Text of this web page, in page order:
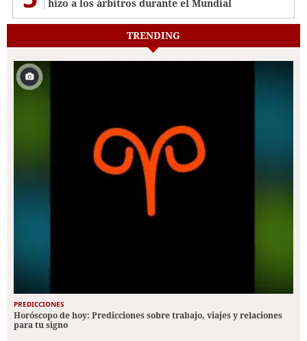
hizo a los árbitros durante el Mundial
TRENDING
PREDICCIONES
Horóscopo de hoy: Predicciones sobre trabajo, viajes y relaciones
para tu signo